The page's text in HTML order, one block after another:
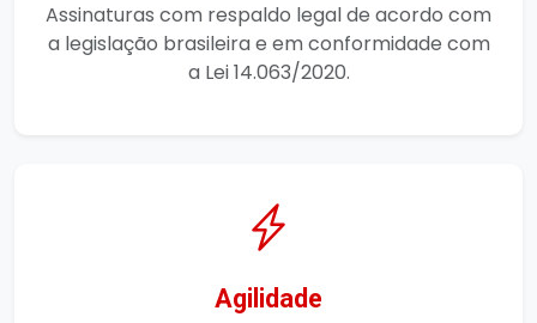
Assinaturas com respaldo legal de acordo com
a legislação brasileira e em conformidade com
a Lei 14.063/2020.
Agilidade